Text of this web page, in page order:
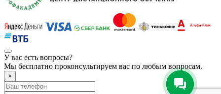
У вас есть вопросы?
Мы бесплатно проконсультируем вас по любым вопросам.
×